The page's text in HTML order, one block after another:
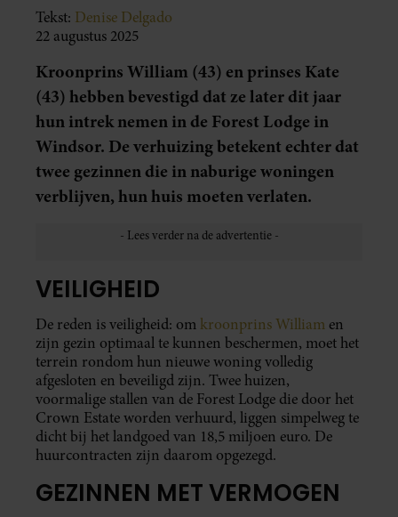
Tekst: Denise Delgado
22 augustus 2025
Kroonprins William (43) en prinses Kate
(43) hebben bevestigd dat ze later dit jaar
hun intrek nemen in de Forest Lodge in
Windsor. De verhuizing betekent echter dat
twee gezinnen die in naburige woningen
verblijven, hun huis moeten verlaten.
VEILIGHEID
De reden is veiligheid: om kroonprins William en
zijn gezin optimaal te kunnen beschermen, moet het
terrein rondom hun nieuwe woning volledig
afgesloten en beveiligd zijn. Twee huizen,
voormalige stallen van de Forest Lodge die door het
Crown Estate worden verhuurd, liggen simpelweg te
dicht bij het landgoed van 18,5 miljoen euro. De
huurcontracten zijn daarom opgezegd.
GEZINNEN MET VERMOGEN